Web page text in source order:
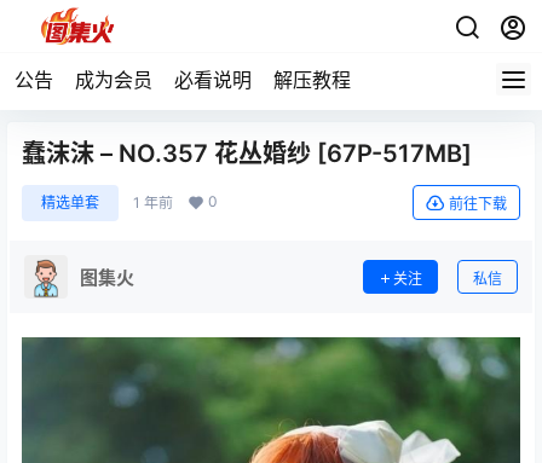
公告 成为会员 必看说明 解压教程
蠢沫沫 – NO.357 花丛婚纱 [67P-517MB]
精选单套 1 年前 0 前往下载
图集火 关注 私信